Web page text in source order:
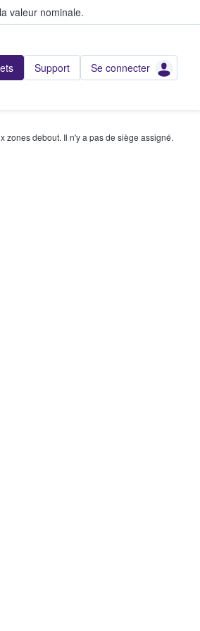
valeur nominale.
Support Se connecter
zones debout. Il n'y a pas de siège assigné.